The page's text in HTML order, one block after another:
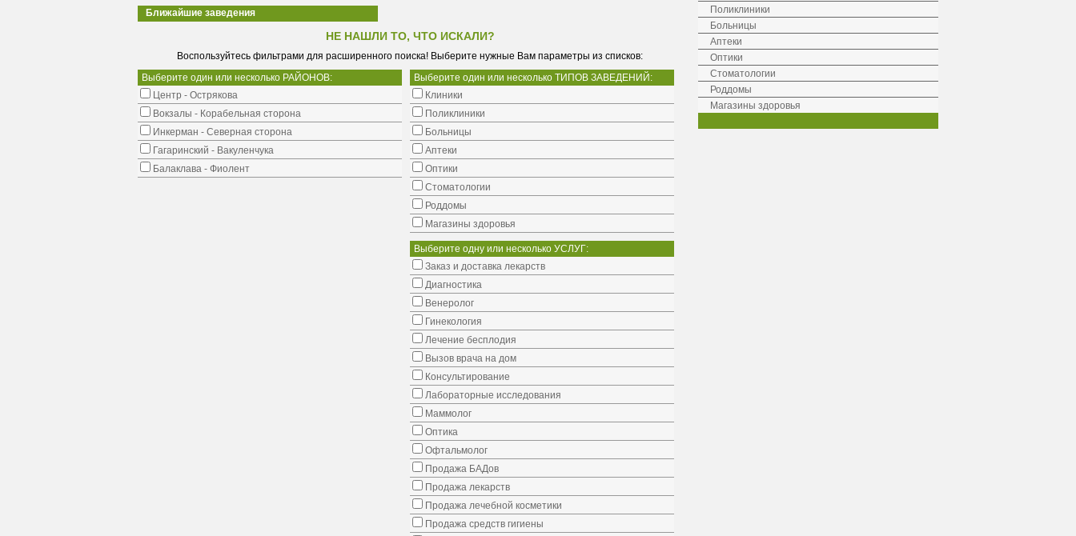
Ближайшие заведения
НЕ НАШЛИ ТО, ЧТО ИСКАЛИ?
Воспользуйтесь фильтрами для расширенного поиска! Выберите нужные Вам параметры из списков:
Выберите один или несколько РАЙОНОВ:
Центр - Острякова
Вокзалы - Корабельная сторона
Инкерман - Северная сторона
Гагаринский - Вакуленчука
Балаклава - Фиолент
Выберите один или несколько ТИПОВ ЗАВЕДЕНИЙ:
Клиники
Поликлиники
Больницы
Аптеки
Оптики
Стоматологии
Роддомы
Магазины здоровья
Выберите одну или несколько УСЛУГ:
Заказ и доставка лекарств
Диагностика
Венеролог
Гинекология
Лечение бесплодия
Вызов врача на дом
Консультирование
Лабораторные исследования
Маммолог
Оптика
Офтальмолог
Продажа БАДов
Продажа лекарств
Продажа лечебной косметики
Продажа средств гигиены
Поликлиники
Больницы
Аптеки
Оптики
Стоматологии
Роддомы
Магазины здоровья